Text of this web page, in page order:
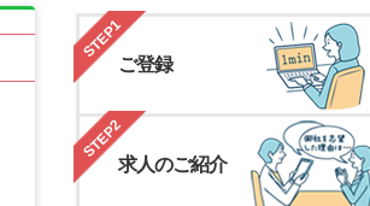
STEP1
ご登録
STEP2
求人のご紹介